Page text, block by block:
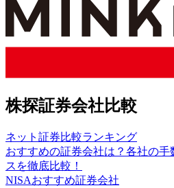
株探証券会社比較
ネット証券比較ランキング
おすすめの証券会社は？各社の
スを徹底比較！
NISAおすすめ証券会社